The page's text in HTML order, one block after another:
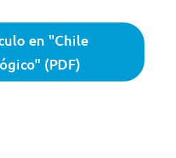
en "Chile
(PDF)